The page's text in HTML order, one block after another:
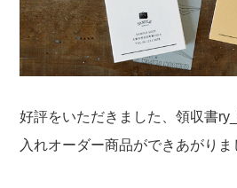
好評をいただきました、領収書
入れオーダー商品ができあがりま